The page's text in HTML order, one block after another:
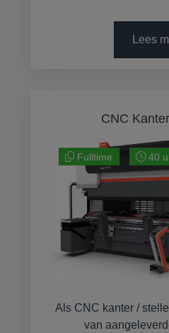
Lees
CNC
Fulltime 40
Als CNC kanter /
van